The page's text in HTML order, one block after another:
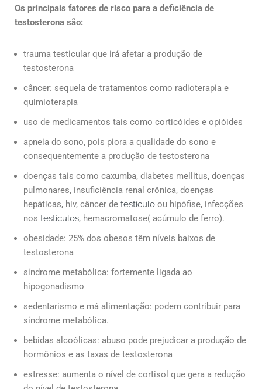
Os principais fatores de risco para a deficiência de
testosterona são:
trauma testicular que irá afetar a produção de
testosterona
câncer: sequela de tratamentos como radioterapia e
quimioterapia
uso de medicamentos tais como corticóides e opióides
apneia do sono, pois piora a qualidade do sono e
consequentemente a produção de testosterona
doenças tais como caxumba, diabetes mellitus, doenças
pulmonares, insuficiência renal crônica, doenças
hepáticas, hiv, câncer de testículo ou hipófise, infecções
nos testículos, hemacromatose( acúmulo de ferro).
obesidade: 25% dos obesos têm níveis baixos de
testosterona
síndrome metabólica: fortemente ligada ao
hipogonadismo
sedentarismo e má alimentação: podem contribuir para
síndrome metabólica.
bebidas alcoólicas: abuso pode prejudicar a produção de
hormônios e as taxas de testosterona
estresse: aumenta o nível de cortisol que gera a redução